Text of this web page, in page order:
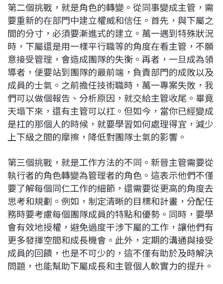
第二個挑戰，就是角色的轉變。從同事變成主管，需
要重新的在部門中建立權威和信任。首先，與下屬之
間的分寸，必須要漸進式的建立。萬一遇到特殊狀況
時，下屬還是用一樣平行職等的角度在看主管，不願
意接受管理，會造成團隊的失衡。再者，一旦成為領
導者，便要站到團隊的最前端，負責部門的成敗以及
成員的士氣。之前擔任技術職時，萬一專案失敗，我
們可以做個報告、分析原因，就交給主管收尾。畢竟
天塌下來，還有主管可以扛。但如今，當你已經變成
是扛的那個人的時候，就要學習如何處理得宜，減少
上下級之間的摩擦，降低對團隊士氣的影響。
第三個挑戰，就是工作方法的不同。新晉主管需要從
執行者的角色轉變為管理者的角色。這表示他們不僅
要了解每個同仁工作的細節，還需要從更高的角度去
思考和規劃。例如，制定清晰的目標和計畫，分配任
務時要考慮每個團隊成員的特點和優勢。同時，要學
會有效地授權，避免過度干涉下屬的工作，讓他們有
更多發揮空間和成長機會。此外，定期的溝通與接受
成員的回饋，也是不可少的，這不僅有助於及時解決
問題，也能幫助下屬成長和主管個人軟實力的提升。